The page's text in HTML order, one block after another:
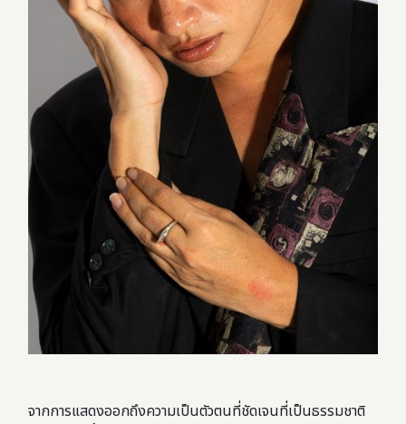
จากการแสดงออกถึงความเป็นตัวตนที่ชัดเจนที่เป็นธรรมชาติ